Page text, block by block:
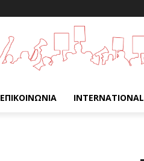
ΕΠΙΚΟΙΝΩΝΊΑ INTERNATIONAL